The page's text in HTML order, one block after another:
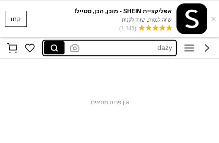
קחו ×
אפליקציית SHEIN - מוכן, הכן, סטייל!
שווה לנסות, שווה לקנות
(1,345)
musera
motf
dazy
motf שמלות
אין פריט מתאים.